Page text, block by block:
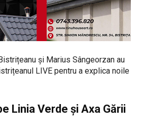
și Marius Sângeorzan au
LIVE pentru a explica noile
Linia Verde și Axa Gării